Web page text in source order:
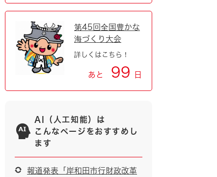
第45回全国豊かな
海づくり大会
詳しくはこちら！
あと 99 日
AI（人工知能）は
こんなページをおすすめし
ます
報道発表「岸和田市行財政改革